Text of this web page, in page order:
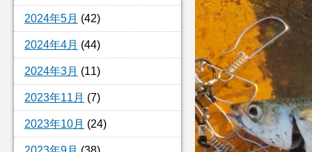
2024年5月 (42)
2024年4月 (44)
2024年3月 (11)
2023年11月 (7)
2023年10月 (24)